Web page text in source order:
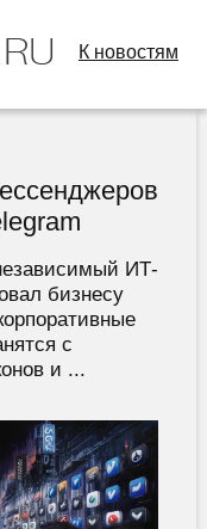
К новостям
ИТ-
бизнесу
с
и ...